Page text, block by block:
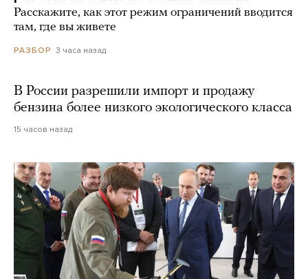
Расскажите, как этот режим ограничений вводится
там, где вы живете
РАЗБОР 3 часа назад
В России разрешили импорт и продажу
бензина более низкого экологического класса
15 часов назад